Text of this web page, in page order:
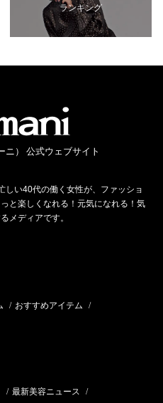
ランキング
ニ） 公式ウェブサイト
い40代の働く女性が、ファッショ
と楽しくなれる！元気になれる！気
メディアです。
/ おすすめアイテム /
/ 最新美容ニュース /